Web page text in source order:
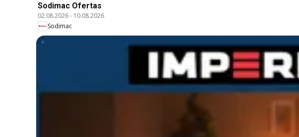
Sodimac Ofertas
02.08.2026- 10.08.2026
Sodimac